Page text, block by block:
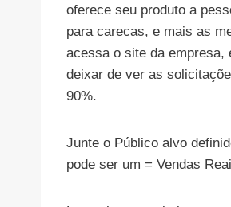
oferece seu produto a
para carecas, e mais as
acessa o site da empresa,
deixar de ver as
90%.
Junte o Público alvo
pode ser um = Vendas